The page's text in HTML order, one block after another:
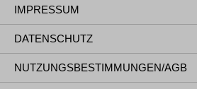
IMPRESSUM
DATENSCHUTZ
NUTZUNGSBESTIMMUNGEN/AGB